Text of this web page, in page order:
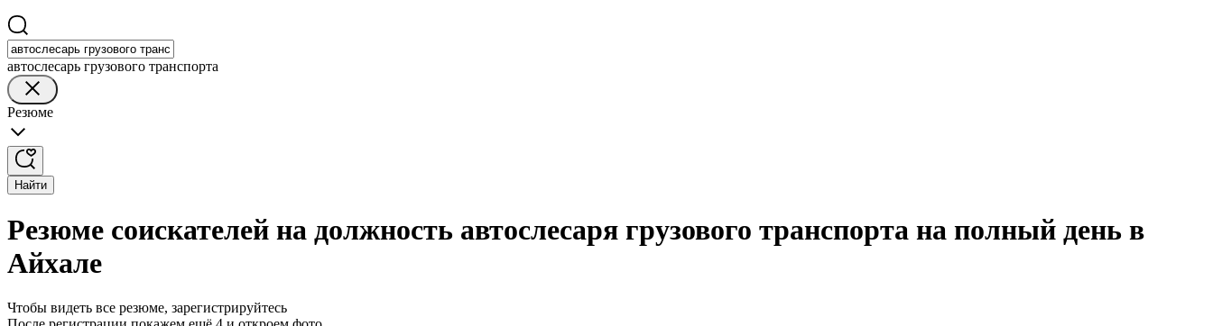
автослесарь грузового транспорта
Резюме
Найти
Резюме соискателей на должность автослесаря грузового транспорта на полный день в
Айхале
Чтобы видеть все резюме, зарегистрируйтесь